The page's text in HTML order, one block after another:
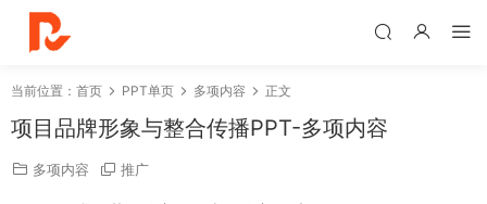
当前位置： 首页 PPT单页 多项内容 正文
项目品牌形象与整合传播PPT-多项内容
多项内容 推广